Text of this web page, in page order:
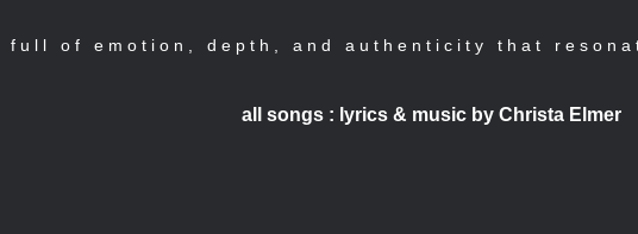
full of emotion, depth, and authenticity that
all songs : lyrics & music by Christa Elmer